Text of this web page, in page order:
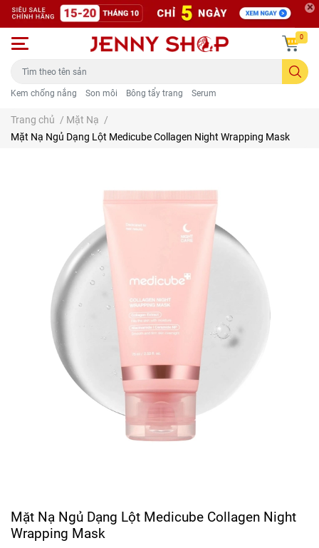
Kem chống nắng Son môi Bông tẩy trang Serum
0
Trang chủ / Mặt Nạ /
Mặt Nạ Ngủ Dạng Lột Medicube Collagen Night Wrapping Mask
Mặt Nạ Ngủ Dạng Lột Medicube Collagen Night
Wrapping Mask